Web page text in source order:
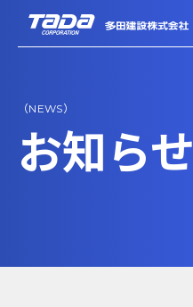
（NEWS）
お知らせ